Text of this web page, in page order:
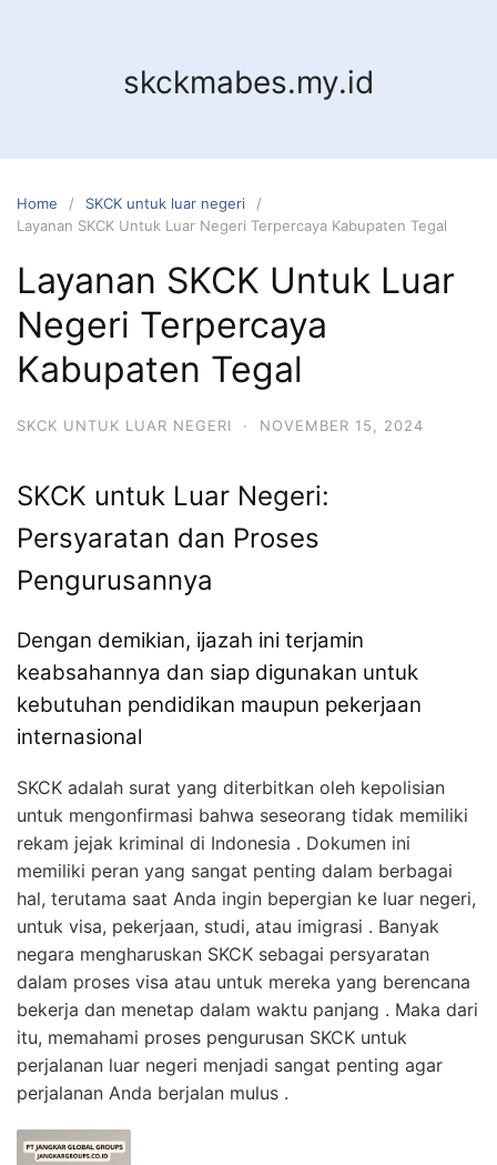
skckmabes.my.id
Home
SKCK untuk luar negeri
Layanan SKCK Untuk Luar Negeri Terpercaya Kabupaten Tegal
Layanan SKCK Untuk Luar
Negeri Terpercaya
Kabupaten Tegal
SKCK UNTUK LUAR NEGERI · NOVEMBER 15, 2024
SKCK untuk Luar Negeri:
Persyaratan dan Proses
Pengurusannya
Dengan demikian, ijazah ini terjamin
keabsahannya dan siap digunakan untuk
kebutuhan pendidikan maupun pekerjaan
internasional
SKCK adalah surat yang diterbitkan oleh kepolisian
untuk mengonfirmasi bahwa seseorang tidak memiliki
rekam jejak kriminal di Indonesia . Dokumen ini
memiliki peran yang sangat penting dalam berbagai
hal, terutama saat Anda ingin bepergian ke luar negeri,
untuk visa, pekerjaan, studi, atau imigrasi . Banyak
negara mengharuskan SKCK sebagai persyaratan
dalam proses visa atau untuk mereka yang berencana
bekerja dan menetap dalam waktu panjang . Maka dari
itu, memahami proses pengurusan SKCK untuk
perjalanan luar negeri menjadi sangat penting agar
perjalanan Anda berjalan mulus .